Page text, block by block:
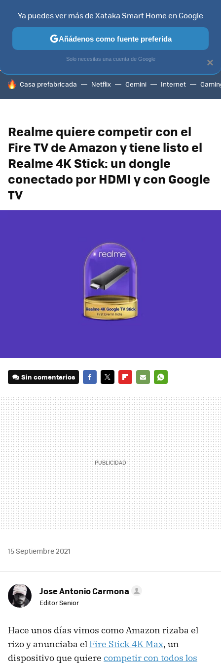
TELEVISORES CONTENIDOS SMART TV SELECCIÓN
HOY SE HABLA DE
Casa prefabricada Netflix Gemini Internet
Realme quiere competir con el
Fire TV de Amazon y tiene listo el
Realme 4K Stick: un dongle
conectado por HDMI y con Google
TV
Sin comentarios
MAIL
15 Septiembre 2021
Jose Antonio Carmona
Editor Senior
Hace unos días vimos como Amazon rizaba el
rizo y anunciaba el Fire Stick 4K Max, un
dispositivo que quiere competir con todos los
×
Ya puedes ver más de Xataka Smart Home en Google
Añádenos como fuente preferida
Solo necesitas una cuenta de Google